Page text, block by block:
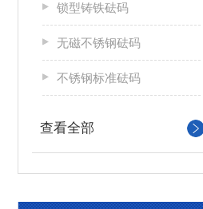
锁型铸铁砝码
无磁不锈钢砝码
不锈钢标准砝码
查看全部